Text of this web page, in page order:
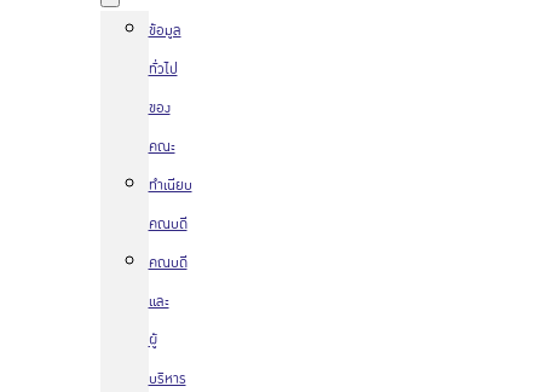
ข้อมูล
ทั่วไป
ของ
คณะ
ทำเนียบ
คณบดี
คณบดี
และ
ผู้
บริหาร